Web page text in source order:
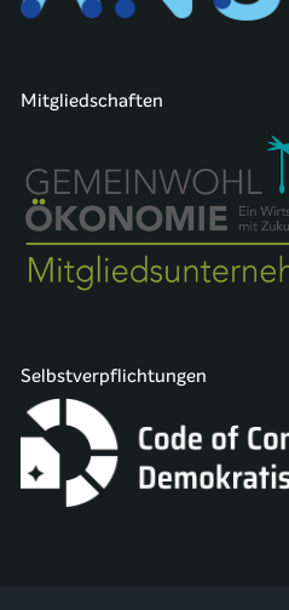
Mitgliedschaften
Selbstverpflichtungen